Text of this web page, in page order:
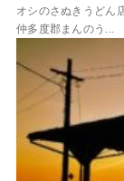
オシのさぬきうどん
仲多度郡まんのう...